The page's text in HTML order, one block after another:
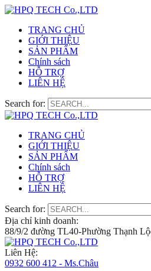
TRANG CHỦ
GIỚI THIỆU
SẢN PHẨM
Chính sách
HỖ TRỢ
LIÊN HỆ
Search for:
TRANG CHỦ
GIỚI THIỆU
SẢN PHẨM
Chính sách
HỖ TRỢ
LIÊN HỆ
Search for:
Địa chỉ kinh doanh:
88/9/2 đường TL40-Phường Thạnh
Liên Hệ:
0932 600 412 - Ms.Châu